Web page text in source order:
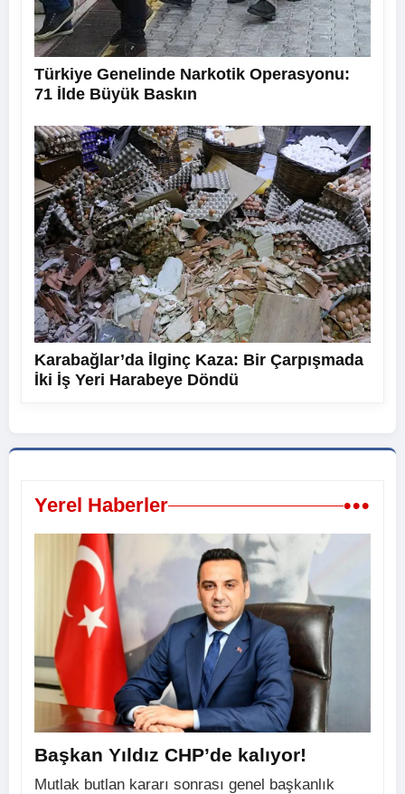
Türkiye Genelinde Narkotik Operasyonu:
71 İlde Büyük Baskın
Karabağlar’da İlginç Kaza: Bir Çarpışmada
İki İş Yeri Harabeye Döndü
Yerel Haberler •••
Başkan Yıldız CHP’de kalıyor!
Mutlak butlan kararı sonrası genel başkanlık